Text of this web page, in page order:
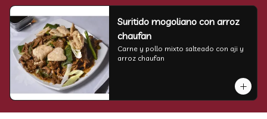
Suritido mogoliano con arroz
chaufan
Carne y pollo mixto salteado con aji y
arroz chaufan